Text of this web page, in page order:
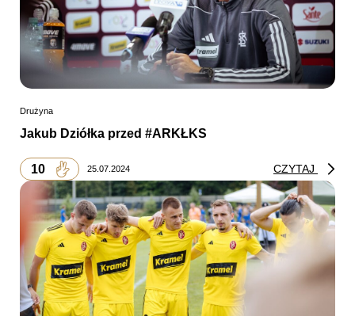
Drużyna
Jakub Dziółka przed #ARKŁKS
10 25.07.2024 CZYTAJ